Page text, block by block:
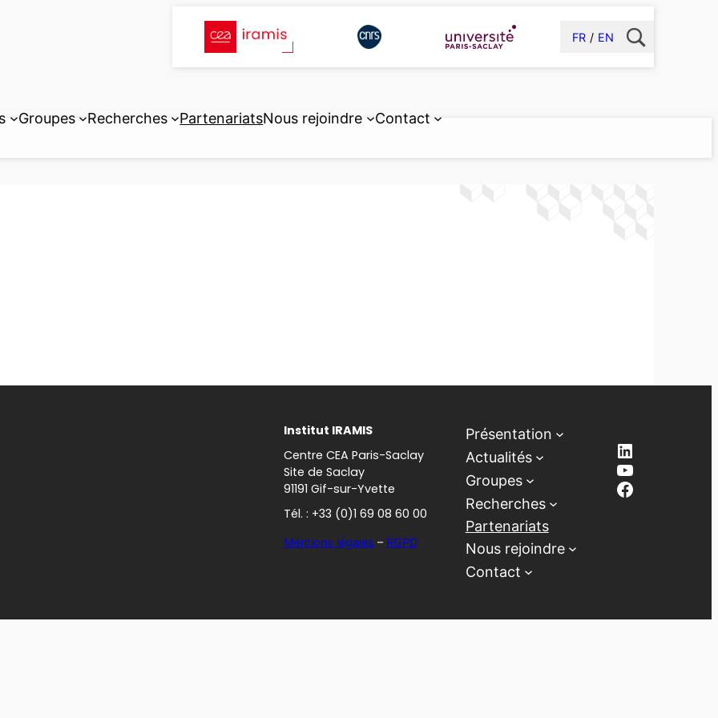
FR EN
Groupes Recherches PartenariatsNous rejoindre Contact
Institut IRAMIS
Centre CEA Paris-Saclay
Site de Saclay
91191 Gif-sur-Yvette
Tél. : +33 (0)1 69 08 60 00
Mentions légales – RGPD
Présentation
Actualités
Groupes
Recherches
Partenariats
Nous rejoindre
Contact
LinkedIn
YouTube
Facebook